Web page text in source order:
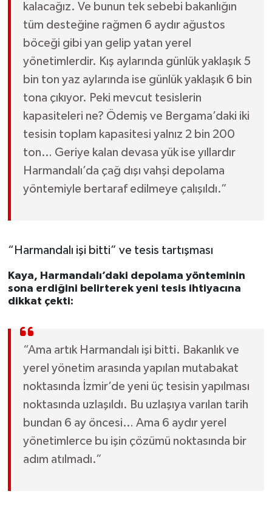
kalacağız. Ve bunun tek sebebi bakanlığın
tüm desteğine rağmen 6 aydır ağustos
böceği gibi yan gelip yatan yerel
yönetimlerdir. Kış aylarında günlük yaklaşık 5
bin ton yaz aylarında ise günlük yaklaşık 6 bin
tona çıkıyor. Peki mevcut tesislerin
kapasiteleri ne? Ödemiş ve Bergama’daki iki
tesisin toplam kapasitesi yalnız 2 bin 200
ton… Geriye kalan devasa yük ise yıllardır
Harmandalı’da çağ dışı vahşi depolama
yöntemiyle bertaraf edilmeye çalışıldı.”
“Harmandalı işi bitti” ve tesis tartışması
Kaya, Harmandalı’daki depolama yönteminin
sona erdiğini belirterek yeni tesis ihtiyacına
dikkat çekti:
“Ama artık Harmandalı işi bitti. Bakanlık ve
yerel yönetim arasında yapılan mutabakat
noktasında İzmir’de yeni üç tesisin yapılması
noktasında uzlaşıldı. Bu uzlaşıya varılan tarih
bundan 6 ay öncesi… Ama 6 aydır yerel
yönetimlerce bu işin çözümü noktasında bir
adım atılmadı.”